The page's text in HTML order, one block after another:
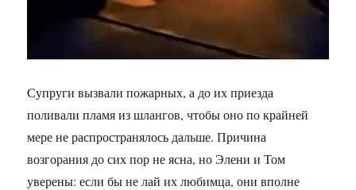
Супруги вызвали пожарных, а до их приезда
поливали пламя из шлангов, чтобы оно по крайней
мере не распространялось дальше. Причина
возгорания до сих пор не ясна, но Элени и Том
уверены: если бы не лай их любимца, они вполне